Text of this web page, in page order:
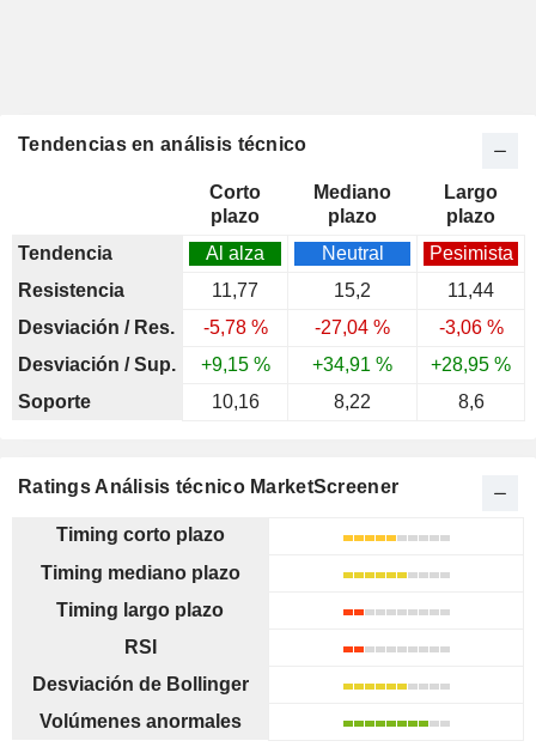
Tendencias en análisis técnico
Corto
plazo
Mediano
plazo
Largo
plazo
Tendencia
Al alza Neutral
Pesimista
Resistencia
11,77 15,2
11,44
Desviación / Res.
-5,78 % -27,04 %
-3,06 %
Desviación / Sup.
+9,15 % +34,91 %
+28,95 %
Soporte
10,16 8,22 8,6
Ratings Análisis técnico MarketScreener
Timing corto plazo
Timing mediano plazo
Timing largo plazo
RSI
Desviación de Bollinger
Volúmenes anormales